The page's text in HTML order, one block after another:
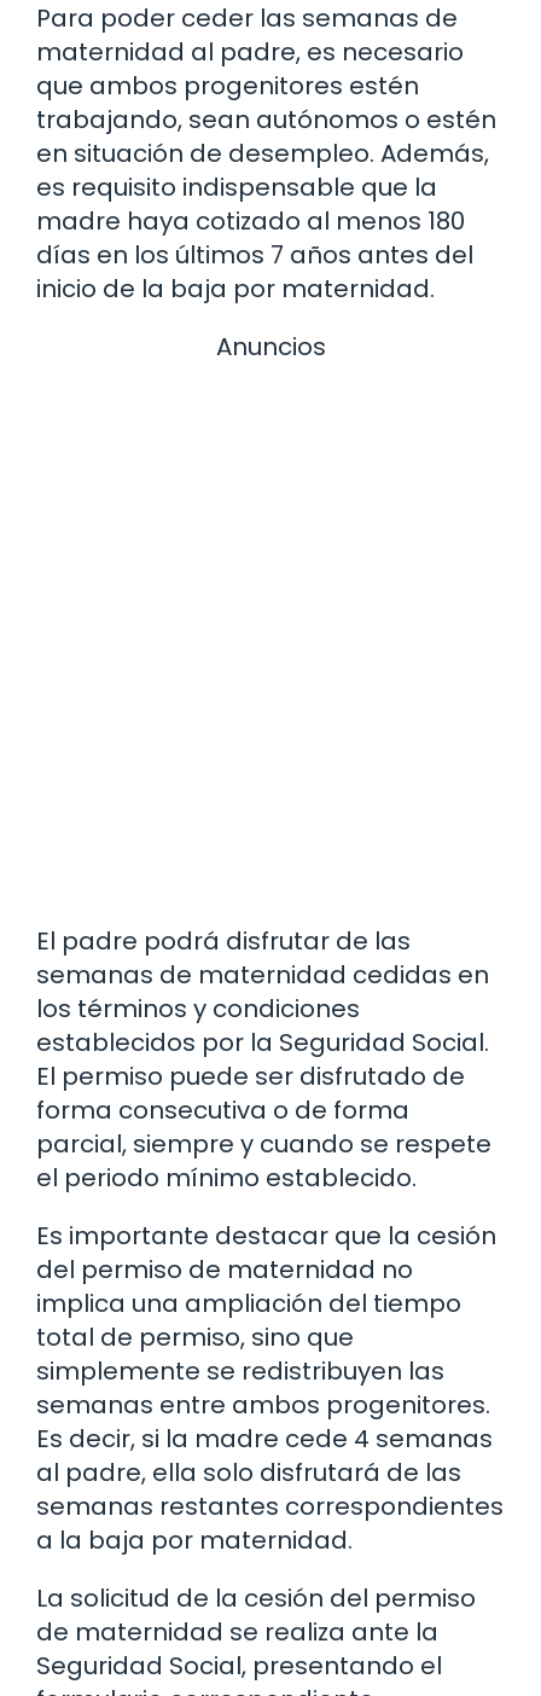
Para poder ceder las semanas de
maternidad al padre, es necesario
que ambos progenitores estén
trabajando, sean autónomos o estén
en situación de desempleo. Además,
es requisito indispensable que la
madre haya cotizado al menos 180
días en los últimos 7 años antes del
inicio de la baja por maternidad.
Anuncios
El padre podrá disfrutar de las
semanas de maternidad cedidas en
los términos y condiciones
establecidos por la Seguridad Social.
El permiso puede ser disfrutado de
forma consecutiva o de forma
parcial, siempre y cuando se respete
el periodo mínimo establecido.
Es importante destacar que la cesión
del permiso de maternidad no
implica una ampliación del tiempo
total de permiso, sino que
simplemente se redistribuyen las
semanas entre ambos progenitores.
Es decir, si la madre cede 4 semanas
al padre, ella solo disfrutará de las
semanas restantes correspondientes
a la baja por maternidad.
La solicitud de la cesión del permiso
de maternidad se realiza ante la
Seguridad Social, presentando el